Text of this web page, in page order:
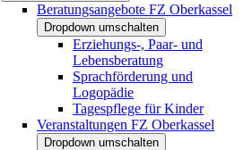
Beratungsangebote FZ Oberkassel
Dropdown umschalten
Erziehungs-, Paar- und
Lebensberatung
Sprachförderung und
Logopädie
Tagespflege für Kinder
Veranstaltungen FZ Oberkassel
Dropdown umschalten